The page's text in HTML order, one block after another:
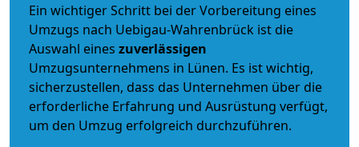
Ein wichtiger Schritt bei der Vorbereitung eines
Umzugs nach Uebigau-Wahrenbrück ist die
Auswahl eines zuverlässigen
Umzugsunternehmens in Lünen. Es ist wichtig,
sicherzustellen, dass das Unternehmen über die
erforderliche Erfahrung und Ausrüstung verfügt,
um den Umzug erfolgreich durchzuführen.